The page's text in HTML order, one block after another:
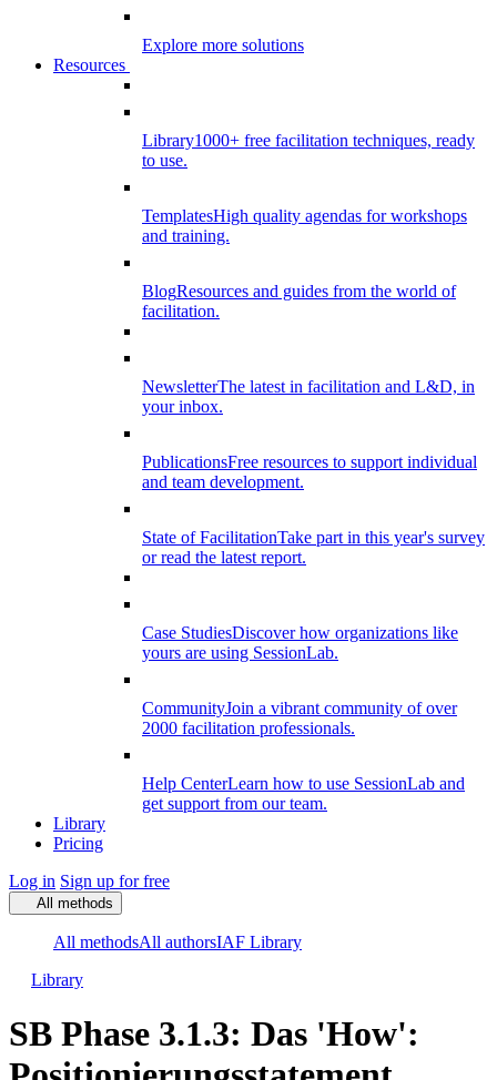
Explore more solutions
Resources
Library1000+ free facilitation techniques, ready
to use.
TemplatesHigh quality agendas for workshops
and training.
BlogResources and guides from the world of
facilitation.
NewsletterThe latest in facilitation and L&D, in
your inbox.
PublicationsFree resources to support individual
and team development.
State of FacilitationTake part in this year's survey
or read the latest report.
Case StudiesDiscover how organizations like
yours are using SessionLab.
CommunityJoin a vibrant community of over
2000 facilitation professionals.
Help CenterLearn how to use SessionLab and
get support from our team.
Library
Pricing
Log in Sign up for free
All methods
All methodsAll authorsIAF Library
Library
SB Phase 3.1.3: Das 'How':